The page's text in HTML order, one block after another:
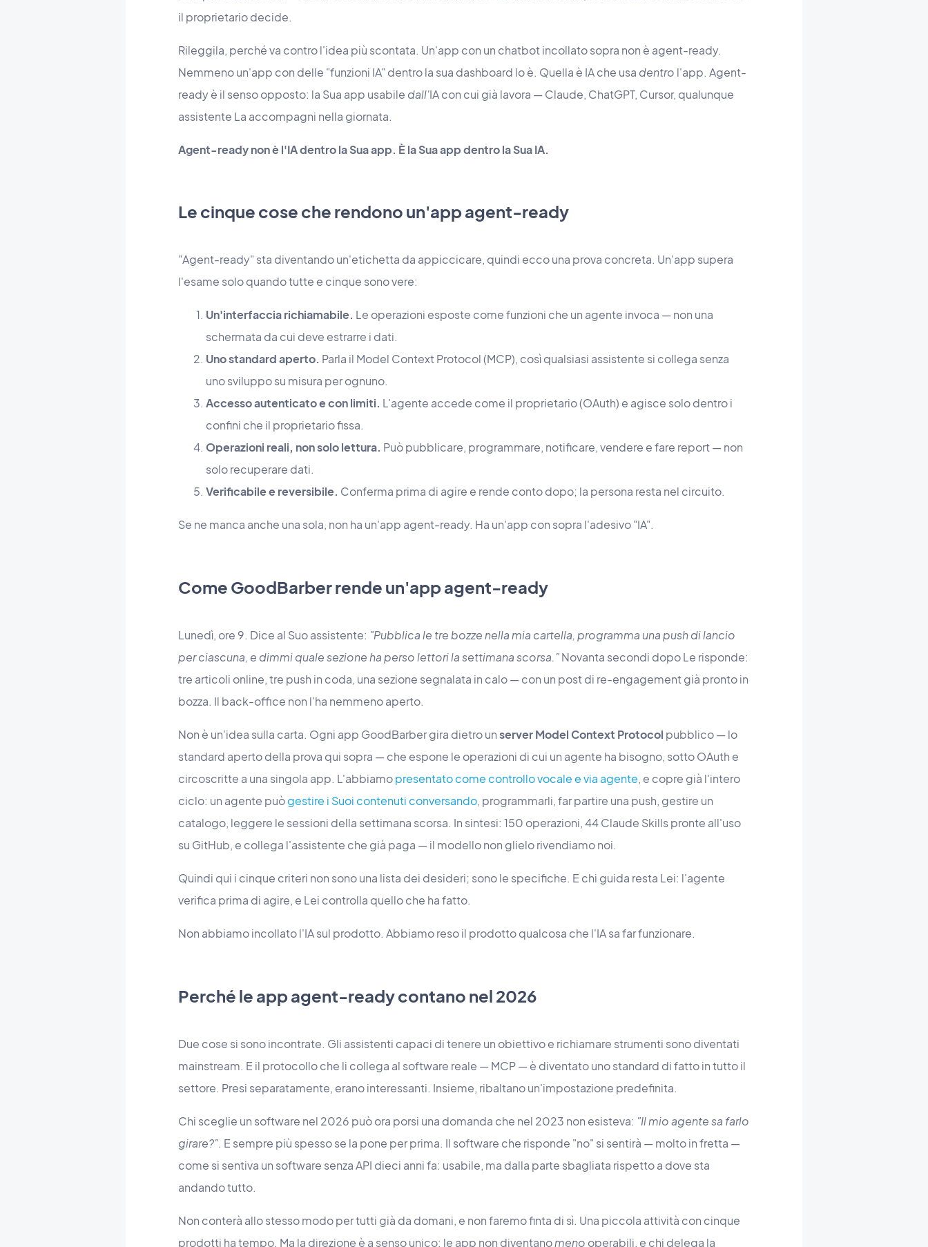
il proprietario decide.
Rileggila, perché va contro l'idea più scontata. Un'app con un chatbot incollato sopra non è agent-ready.
Nemmeno un'app con delle "funzioni IA" dentro la sua dashboard lo è. Quella è IA che usa dentro l'app. Agent-
ready è il senso opposto: la Sua app usabile dall'IA con cui già lavora — Claude, ChatGPT, Cursor, qualunque
assistente La accompagni nella giornata.
Agent-ready non è l'IA dentro la Sua app. È la Sua app dentro la Sua IA.
Le cinque cose che rendono un'app agent-ready
"Agent-ready" sta diventando un'etichetta da appiccicare, quindi ecco una prova concreta. Un'app supera
l'esame solo quando tutte e cinque sono vere:
Un'interfaccia richiamabile. Le operazioni esposte come funzioni che un agente invoca — non una
schermata da cui deve estrarre i dati.
Uno standard aperto. Parla il Model Context Protocol (MCP), così qualsiasi assistente si collega senza
uno sviluppo su misura per ognuno.
Accesso autenticato e con limiti. L'agente accede come il proprietario (OAuth) e agisce solo dentro i
confini che il proprietario fissa.
Operazioni reali, non solo lettura. Può pubblicare, programmare, notificare, vendere e fare report — non
solo recuperare dati.
Verificabile e reversibile. Conferma prima di agire e rende conto dopo; la persona resta nel circuito.
Se ne manca anche una sola, non ha un'app agent-ready. Ha un'app con sopra l'adesivo "IA".
Come GoodBarber rende un'app agent-ready
Lunedì, ore 9. Dice al Suo assistente: "Pubblica le tre bozze nella mia cartella, programma una push di lancio
per ciascuna, e dimmi quale sezione ha perso lettori la settimana scorsa."Novanta secondi dopo Le risponde:
tre articoli online, tre push in coda, una sezione segnalata in calo — con un post di re-engagement già pronto in
bozza. Il back-office non l'ha nemmeno aperto.
Non è un'idea sulla carta. Ogni app GoodBarber gira dietro unserver Model Context Protocol pubblico — lo
standard aperto della prova qui sopra — che espone le operazioni di cui un agente ha bisogno, sotto OAuth e
circoscritte a una singola app. L'abbiamopresentato come controllo vocale e via agente, e copre già l'intero
ciclo: un agente puògestire i Suoi contenuti conversando, programmarli, far partire una push, gestire un
catalogo, leggere le sessioni della settimana scorsa. In sintesi: 150 operazioni, 44 Claude Skills pronte all'uso
su GitHub, e collega l'assistente che già paga — il modello non glielo rivendiamo noi.
Quindi qui i cinque criteri non sono una lista dei desideri; sono le specifiche. E chi guida resta Lei: l'agente
verifica prima di agire, e Lei controlla quello che ha fatto.
Non abbiamo incollato l'IA sul prodotto. Abbiamo reso il prodotto qualcosa che l'IA sa far funzionare.
Perché le app agent-ready contano nel 2026
Due cose si sono incontrate. Gli assistenti capaci di tenere un obiettivo e richiamare strumenti sono diventati
mainstream. E il protocollo che li collega al software reale — MCP — è diventato uno standard di fatto in tutto il
settore. Presi separatamente, erano interessanti. Insieme, ribaltano un'impostazione predefinita.
Chi sceglie un software nel 2026 può ora porsi una domanda che nel 2023 non esisteva: "Il mio agente sa farlo
girare?". E sempre più spesso se la pone per prima. Il software che risponde "no" si sentirà — molto in fretta —
come si sentiva un software senza API dieci anni fa: usabile, ma dalla parte sbagliata rispetto a dove sta
andando tutto.
Non conterà allo stesso modo per tutti già da domani, e non faremo finta di sì. Una piccola attività con cinque
prodotti ha tempo. Ma la direzione è a senso unico: le app non diventanomeno operabili, e chi delega la